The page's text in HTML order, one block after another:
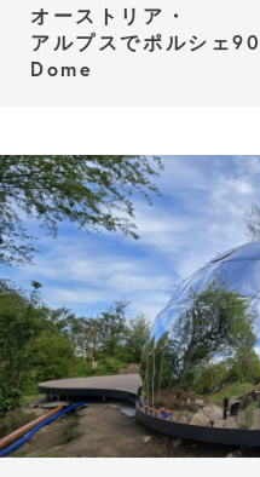
オーストリア・
アルプスでポルシェ
Dome